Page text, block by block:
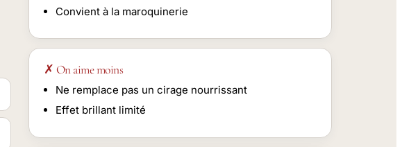
Convient à la maroquinerie
✗ On aime moins
Ne remplace pas un cirage nourrissant
Effet brillant limité